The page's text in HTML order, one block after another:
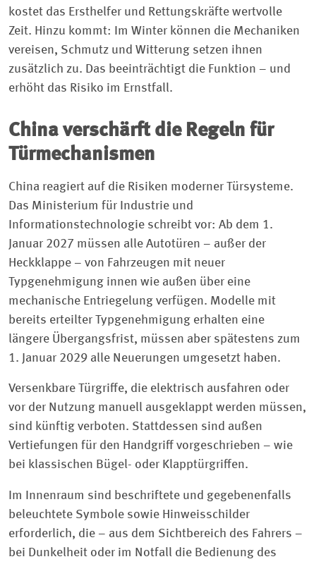
kostet das Ersthelfer und Rettungskräfte wertvolle
Zeit. Hinzu kommt: Im Winter können die Mechaniken
vereisen, Schmutz und Witterung setzen ihnen
zusätzlich zu. Das beeinträchtigt die Funktion – und
erhöht das Risiko im Ernstfall.
China verschärft die Regeln für
Türmechanismen
China reagiert auf die Risiken moderner Türsysteme.
Das Ministerium für Industrie und
Informationstechnologie schreibt vor: Ab dem 1.
Januar 2027 müssen alle Autotüren – außer der
Heckklappe – von Fahrzeugen mit neuer
Typgenehmigung innen wie außen über eine
mechanische Entriegelung verfügen. Modelle mit
bereits erteilter Typgenehmigung erhalten eine
längere Übergangsfrist, müssen aber spätestens zum
1. Januar 2029 alle Neuerungen umgesetzt haben.
Versenkbare Türgriffe, die elektrisch ausfahren oder
vor der Nutzung manuell ausgeklappt werden müssen,
sind künftig verboten. Stattdessen sind außen
Vertiefungen für den Handgriff vorgeschrieben – wie
bei klassischen Bügel- oder Klapptürgriffen.
Im Innenraum sind beschriftete und gegebenenfalls
beleuchtete Symbole sowie Hinweisschilder
erforderlich, die – aus dem Sichtbereich des Fahrers –
bei Dunkelheit oder im Notfall die Bedienung des